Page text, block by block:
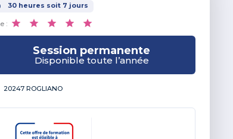
30 heures soit 7 jours
:
Session permanente
Disponible toute l’année
20247 ROGLIANO